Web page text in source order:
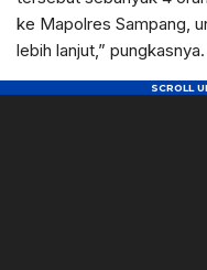
ke Mapolres Sampang,
lebih lanjut,”